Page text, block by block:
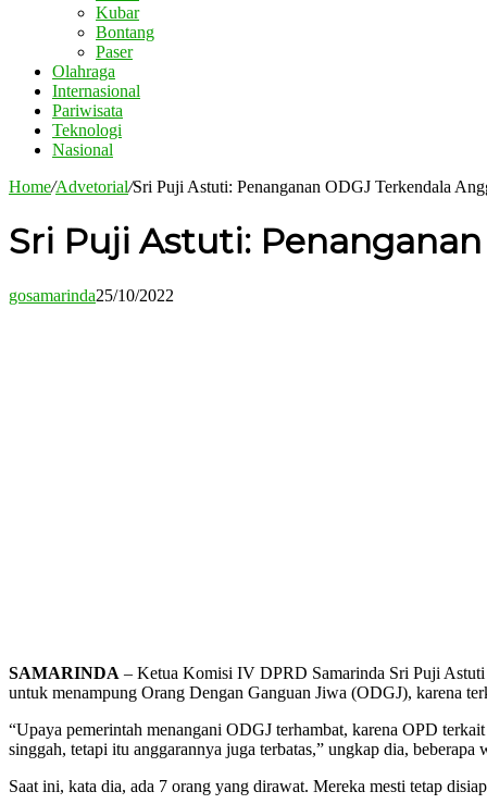
Kubar
Bontang
Paser
Olahraga
Internasional
Pariwisata
Teknologi
Nasional
Home/Advetorial/Sri Puji Astuti: Penanganan ODGJ Terkendala
Sri Puji Astuti:
gosamarinda25/10/2022
SAMARINDA – Ketua Komisi IV DPRD Samarinda Sri Puji Astuti
untuk menampung Orang Dengan Ganguan Jiwa (ODGJ), karena
“Upaya pemerintah menangani ODGJ terhambat, karena OPD
singgah, tetapi itu anggarannya juga terbatas,” ungkap dia, beberapa
Saat ini, kata dia, ada 7 orang yang dirawat. Mereka mesti tetap